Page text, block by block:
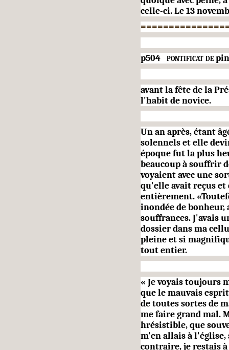
celle-ci. Le 13
p504 pontificat de
avant la fête de la
l'habit de novice.
Un an après, étant
so­lennels et elle
époque fut la plus
beaucoup à souffrir
voyaient avec une
qu'elle avait reçus et
entièrement.
inondée de
souffrances. J'avais
dossier dans ma
pleine et si
tout entier.
« Je voyais toujours
que le mauvais
de toutes sortes de
me faire grand mal.
hrésistible, que
m'en allais à l'église,
contraire, je restais